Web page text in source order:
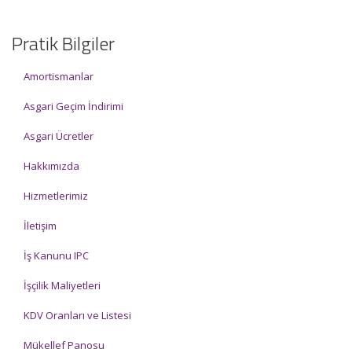
Pratik Bilgiler
Amortismanlar
Asgari Geçim İndirimi
Asgari Ücretler
Hakkımızda
Hizmetlerimiz
İletişim
İş Kanunu IPC
İşçilik Maliyetleri
KDV Oranları ve Listesi
Mükellef Panosu